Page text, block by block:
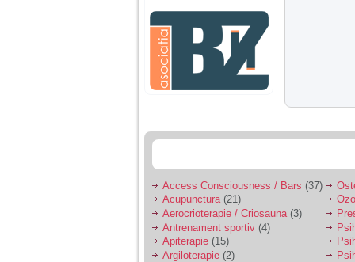
agresiva, orice
greseala era taxata cu
o palma sau pedepse.
De 4 ani am o relatie
serioasa cu un barbat
sa se manifeste o
Ma aflu aici pentru ca
vreau sa stiu daca am
nevoie de un psiholog
sau psihiatru.
Access Consciousness / Bars (37)
Acupunctura(21)
Aerocrioterapie / Criosauna (3)
Antrenament sportiv (4)
Apiterapie (15)
Argiloterapie (2)